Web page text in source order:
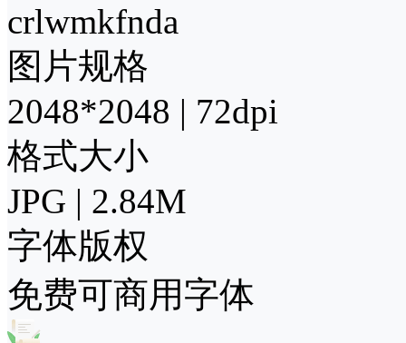
crlwmkfnda
图片规格
2048*2048 | 72dpi
格式大小
JPG | 2.84M
字体版权
免费可商用字体